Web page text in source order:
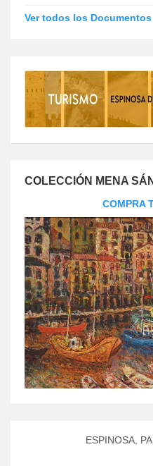
Ver todos los Documentos
COLECCIÓN MENA
COMPRA
ESPINOSA,